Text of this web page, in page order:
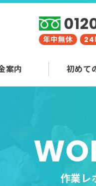
年中無休 24
案内 初めて
作業レ